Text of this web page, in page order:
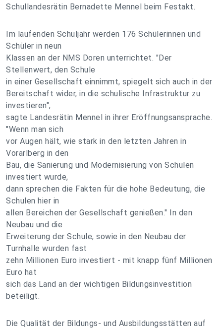
Schullandesrätin Bernadette Mennel beim Festakt.
Im laufenden Schuljahr werden 176 Schülerinnen und
Schüler in neun
Klassen an der NMS Doren unterrichtet. "Der
Stellenwert, den Schule
in einer Gesellschaft einnimmt, spiegelt sich auch in der
Bereitschaft wider, in die schulische Infrastruktur zu
investieren",
sagte Landesrätin Mennel in ihrer Eröffnungsansprache.
"Wenn man sich
vor Augen hält, wie stark in den letzten Jahren in
Vorarlberg in den
Bau, die Sanierung und Modernisierung von Schulen
investiert wurde,
dann sprechen die Fakten für die hohe Bedeutung, die
Schulen hier in
allen Bereichen der Gesellschaft genießen." In den
Neubau und die
Erweiterung der Schule, sowie in den Neubau der
Turnhalle wurden fast
zehn Millionen Euro investiert - mit knapp fünf Millionen
Euro hat
sich das Land an der wichtigen Bildungsinvestition
beteiligt.
Die Qualität der Bildungs- und Ausbildungsstätten auf